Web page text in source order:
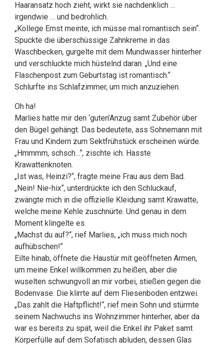
Haaransatz hoch zieht, wirkt sie nachdenklich …
irgendwie … und bedrohlich.
„Kollege Ernst meinte, ich müsse mal romantisch sein“.
Spuckte die überschüssige Zahnkreme in das
Waschbecken, gurgelte mit dem Mundwasser hinterher
und verschluckte mich hüstelnd daran. „Und eine
Flaschenpost zum Geburtstag ist romantisch.“
Schlurfte ins Schlafzimmer, um mich anzuziehen.
Oh ha!
Marlies hatte mir den ‘guten’Anzug samt Zubehör über
den Bügel gehängt. Das bedeutete, ass Sohnemann mit
Frau und Kindern zum Sektfrühstück erscheinen würde.
„Hmmmm, schsch…“, zischte ich. Hasste
Krawattenknoten.
„Ist was, Heinzi?“, fragte meine Frau aus dem Bad.
„Nein! Nie-hix“, unterdrückte ich den Schluckauf,
zwängte mich in die offizielle Kleidung samt Krawatte,
welche meine Kehle zuschnürte. Und genau in dem
Moment klingelte es.
„Machst du auf?“, rief Marlies, „ich muss mich noch
aufhübschen!“
Eilte hinab, öffnete die Haustür mit geöffneten Armen,
um meine Enkel willkommen zu heißen, aber die
wuselten schwungvoll an mir vorbei, stießen gegen die
Bodenvase. Die klirrte auf dem Fliesenboden entzwei.
„Das zahlt die Haftpflicht!“, rief mein Sohn und stürmte
seinem Nachwuchs ins Wohnzimmer hinterher, aber da
war es bereits zu spät, weil die Enkel ihr Paket samt
Körperfülle auf dem Sofatisch abluden, dessen Glas